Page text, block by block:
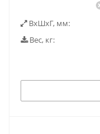
ВxШxГ, мм:
Вес, кг: